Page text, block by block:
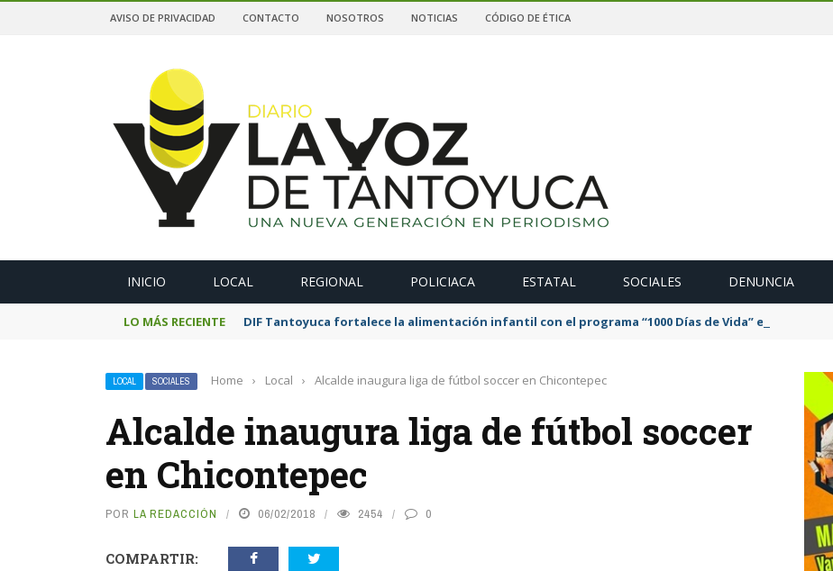
AVISO DE PRIVACIDAD CONTACTO NOSOTROS NOTICIAS CÓDIGO DE ÉTICA
INICIO LOCAL REGIONAL POLICIACA ESTATAL SOCIALES DENUNCIA
LO MÁS RECIENTE DIF Tantoyuca fortalece la alimentación infantil con el programa “1000 Días de Vida” en Tantoyuca
LOCAL SOCIALES Home › Local › Alcalde inaugura liga de fútbol soccer en Chicontepec
Alcalde inaugura liga de fútbol soccer
en Chicontepec
POR LA REDACCIÓN 06/02/2018 2454 0
COMPARTIR: